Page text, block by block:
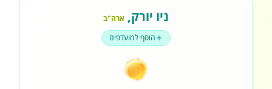
ניו יורק, ארה"ב
הוסף למועדפים